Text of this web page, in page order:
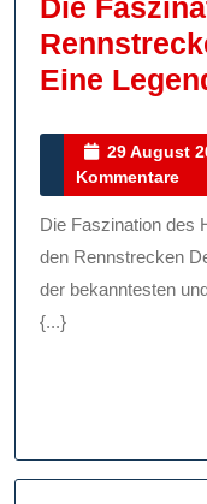
Die
Eine
29 August
Kommentare
Die Faszination des Hockenheimrings: Eine Legende unter
den Rennstrecken
der bekanntesten
{...}